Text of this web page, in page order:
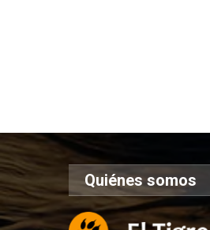
Quiénes somos